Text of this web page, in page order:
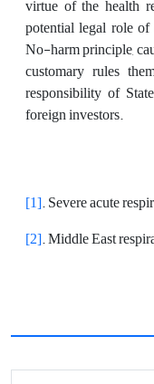
virtue of the health
potential legal role
No-harm principle,
customary rules
responsibility of
foreign investors.
[1]. Severe acute
[2]. Middle East